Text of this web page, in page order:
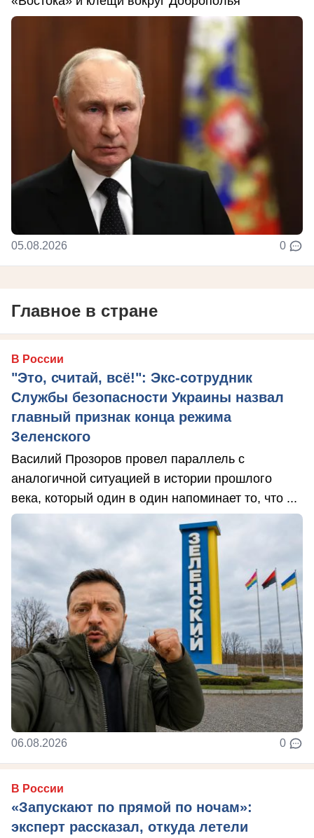
05.08.2026 0
Главное в стране
В России
"Это, считай, всё!": Экс-сотрудник
Службы безопасности Украины назвал
главный признак конца режима
Зеленского
Василий Прозоров провел параллель с
аналогичной ситуацией в истории прошлого
века, который один в один напоминает то, что ...
06.08.2026 0
В России
«Запускают по прямой по ночам»:
эксперт рассказал, откуда летели